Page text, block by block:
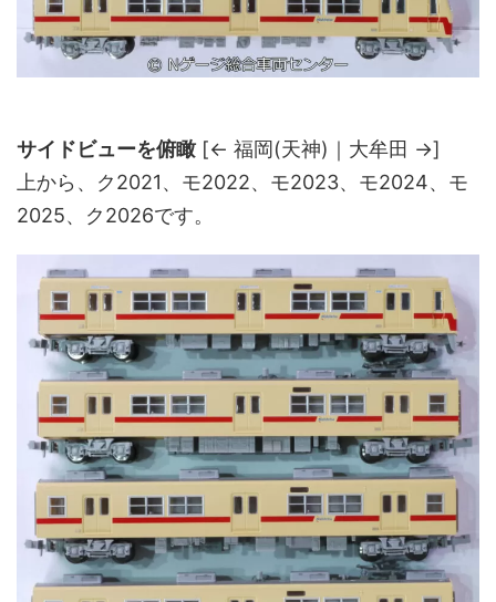
サイドビューを俯瞰[← 福岡(天神)｜大牟田 →]
上から、ク2021、モ2022、モ2023、モ2024、モ
2025、ク2026です。